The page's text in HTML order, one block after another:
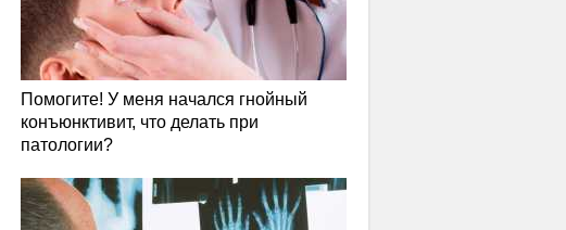
Помогите! У меня начался гнойный
конъюнктивит, что делать при
патологии?